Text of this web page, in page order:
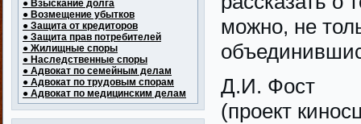
● Взыскание долга
● Возмещение убытков
● Защита от кредиторов
● Защита прав потребителей
● Жилищные споры
● Наследственные споры
● Адвокат по семейным делам
● Адвокат по трудовым спорам
● Адвокат по медицинским делам
можно, не
Д.И. Фост
(проект